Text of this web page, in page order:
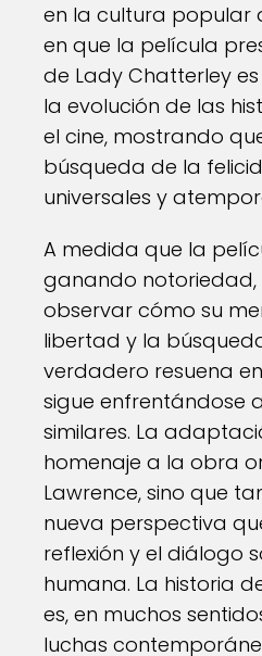
en la cultura popular
en que la película
de Lady Chatterley
la evolución de las
el cine, mostrando
búsqueda de la
universales y
A medida que la
ganando notoriedad,
observar cómo su
libertad y la
verdadero resuena
sigue enfrentándose
similares. La
homenaje a la obra
Lawrence, sino que
nueva perspectiva
reflexión y el diálogo
humana. La historia
es, en muchos
luchas